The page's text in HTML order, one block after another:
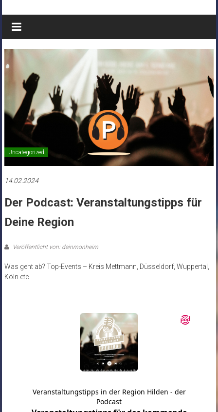
Monheim
Uncategorized
14.02.2024
Der Podcast: Veranstaltungstipps für
Deine Region
Veröffentlicht von: deinmonheim
Was geht ab? Top-Events – Kreis Mettmann, Düsseldorf, Wuppertal,
Köln etc.